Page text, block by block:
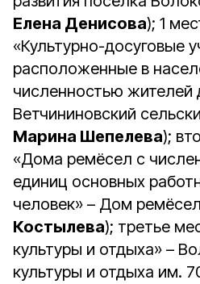
Елена Денисова); 1
«Культурно-досуговые
расположенные в
численностью жителей
Ветчининовский
Марина Шепелева);
«Дома ремёсел с
единиц основных
человек» – Дом
Костылева); третье
культуры и отдыха» –
культуры и отдыха им.